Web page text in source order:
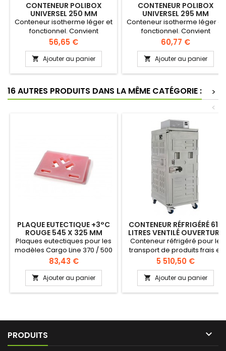
CONTENEUR POLIBOX
UNIVERSEL 250 MM
Conteneur isotherme léger et
fonctionnel. Convient
particulièrement pour des
bacs à glace Epaisseur des
parois 30 mm
Prix
56,65 €
 Ajouter au panier
CONTENEUR POLIBOX
UNIVERSEL 295 MM
Conteneur isotherme léger et
fonctionnel. Convient
particulièrement pour des
bacs à glace Epaisseur des
parois 30 mm
Prix
60,77 €
 Ajouter au panier
16 AUTRES PRODUITS DANS LA MÊME CATÉGORIE :
>
<
PLAQUE EUTECTIQUE +3°C
ROUGE 545 X 325 MM
Plaques eutectiques pour les
modèles Cargo Line 370 / 500
/ 780 (2 par Cargo) Epaisseur
57 mm
Prix
83,43 €
 Ajouter au panier
CONTENEUR RÉFRIGÉRÉ 610
LITRES VENTILÉ OUVERTURE
PAR DEVANT
Conteneur réfrigéré pour le
transport de produits frais et
surgelés à température
contrôlée. Champ de
réglage des températures:
de -18°C à +10°C.
Température d'utilisation :
lisse Structure rainurée
intérieure pour une meilleure
Prix
5 510,50 €
 Ajouter au panier
PRODUITS 